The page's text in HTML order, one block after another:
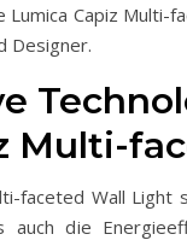
Lumica Capiz Multi-
Designer.
Multi-
faceted Wall Light
auch die